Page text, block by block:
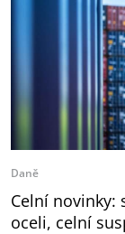
Daně
Celní novinky:
oceli, celní